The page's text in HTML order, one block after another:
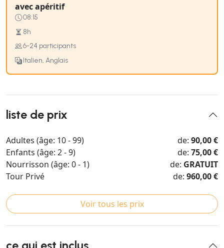
avec apéritif
08:15
8h
6-24 participants
Italien, Anglais
liste de prix
Adultes (âge: 10 - 99) de: 90,00 €
Enfants (âge: 2 - 9)
de: 75,00 €
Nourrisson (âge: 0 - 1)
de: GRATUIT
Tour Privé
de: 960,00 €
Voir tous les prix